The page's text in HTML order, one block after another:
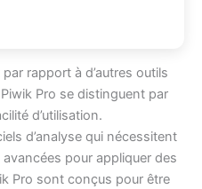
rapport à d’autres outils
Pro se distinguent par
d’utilisation.
d’analyse qui nécessitent
pour appliquer des
Pro sont conçus pour être